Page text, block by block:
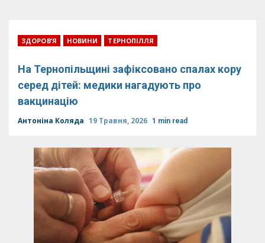
ЗДОРОВ’Я НОВИНИ ТЕРНОПІЛЛЯ
На Тернопільщині зафіксовано спалах кору
серед дітей: медики нагадують про
вакцинацію
Антоніна Коляда 19 Травня, 2026 1 min read